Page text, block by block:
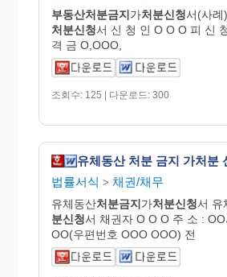
부동산처분금지가처분신청서(사례)
처분신청서 신 청 인 O O O 피 신
격 금 O,OOO,
조회수: 125 | 다운로드: 300
유체동산 처분 금지 가처분
법률서식 > 채권/채무
유체동산처분금지가처분신청서 유
분신청서 채권자 O O O 주 소 :
OO(우편번호 OOO OOO) 전